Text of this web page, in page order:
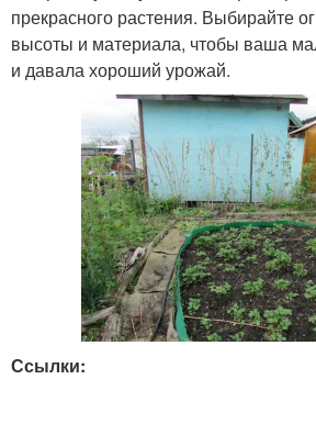
прекрасного растения. Выбирайте
высоты и материала, чтобы ваша
и давала хороший урожай.
Ссылки: